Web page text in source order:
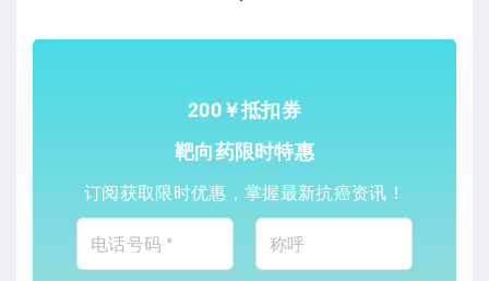
200￥抵扣券
靶向药限时特惠
订阅获取限时优惠，掌握最新抗癌资讯！